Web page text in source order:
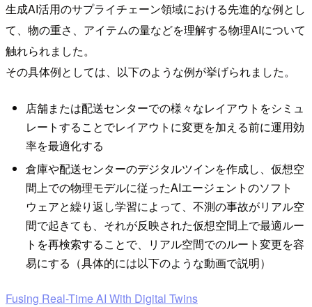
生成AI活用のサプライチェーン領域における先進的な例とし
て、物の重さ、アイテムの量などを理解する物理AIについて
触れられました。
その具体例としては、以下のような例が挙げられました。
店舗または配送センターでの様々なレイアウトをシミュ
レートすることでレイアウトに変更を加える前に運用効
率を最適化する
倉庫や配送センターのデジタルツインを作成し、仮想空
間上での物理モデルに従ったAIエージェントのソフト
ウェアと繰り返し学習によって、不測の事故がリアル空
間で起きても、それが反映された仮想空間上で最適ルー
トを再検索することで、リアル空間でのルート変更を容
易にする（具体的には以下のような動画で説明）
Fusing Real-Time AI With Digital Twins